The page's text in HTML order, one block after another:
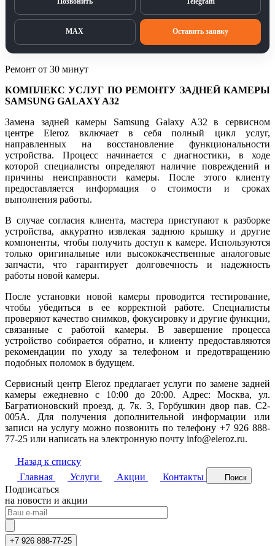
MAX Оставить заявку
Ремонт от 30 минут
КОМПЛЕКС УСЛУГ ПО РЕМОНТУ ЗАДНЕЙ КАМЕРЫ
SAMSUNG GALAXY A32
Замена задней камеры Samsung Galaxy A32 в сервисном
центре Eleroz включает в себя полный цикл услуг,
направленных на восстановление функциональности
устройства. Процесс начинается с диагностики, в ходе
которой специалисты определяют наличие повреждений и
причины неисправности камеры. После этого клиенту
предоставляется информация о стоимости и сроках
выполнения работы.
В случае согласия клиента, мастера приступают к разборке
устройства, аккуратно извлекая заднюю крышку и другие
компоненты, чтобы получить доступ к камере. Используются
только оригинальные или высококачественные аналоговые
запчасти, что гарантирует долговечность и надежность
работы новой камеры.
После установки новой камеры проводится тестирование,
чтобы убедиться в ее корректной работе. Специалисты
проверяют качество снимков, фокусировку и другие функции,
связанные с работой камеры. В завершение процесса
устройство собирается обратно, и клиенту предоставляются
рекомендации по уходу за телефоном и предотвращению
подобных поломок в будущем.
Сервисный центр Eleroz предлагает услуги по замене задней
камеры ежедневно с 10:00 до 20:00. Адрес: Москва, ул.
Багратионовский проезд, д. 7к. 3, Горбушкин двор пав. C2-
005A. Для получения дополнительной информации или
записи на услугу можно позвонить по телефону +7 926 888-
77-25 или написать на электронную почту info@eleroz.ru.
Назад к списку
Главная
Услуги Акции Контакты Поиск
Подписаться
на новости и акции
+7 926 888-77-25